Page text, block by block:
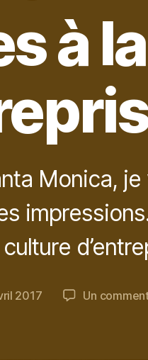
à
Monica,
2017 Un